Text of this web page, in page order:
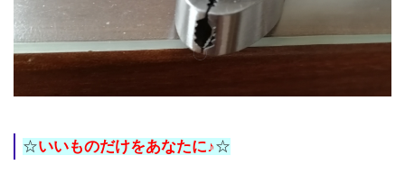
☆いいものだけをあなたに♪☆